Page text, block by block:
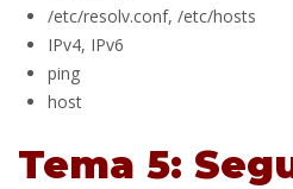
/etc/resolv.conf, /etc/hosts
IPv4, IPv6
ping
host
Tema 5: